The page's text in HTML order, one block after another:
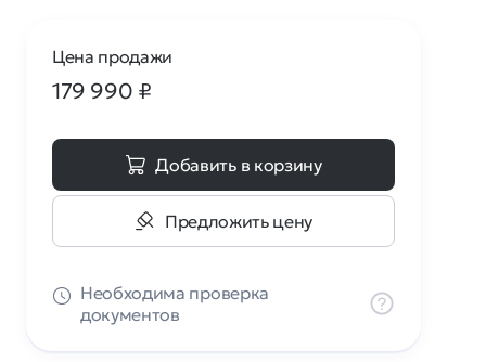
Цена продажи
179 990 ₽
Добавить в корзину
Предложить цену
Необходима проверка
документов